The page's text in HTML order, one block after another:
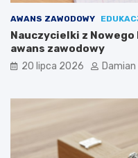
AWANS ZAWODOWY
Nauczycielki z
awans zawodowy
20 lipca 2026